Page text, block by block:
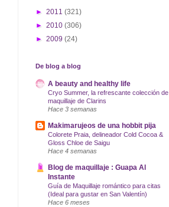
► 2011 (321)
► 2010 (306)
► 2009 (24)
De blog a blog
A beauty and healthy life
Cryo Summer, la refrescante colección de
maquillaje de Clarins
Hace 3 semanas
Makimarujeos de una hobbit pija
Colorete Praia, delineador Cold Cocoa &
Gloss Chloe de Saigu
Hace 4 semanas
Blog de maquillaje : Guapa Al
Instante
Guía de Maquillaje romántico para citas
(Ideal para gustar en San Valentín)
Hace 6 meses